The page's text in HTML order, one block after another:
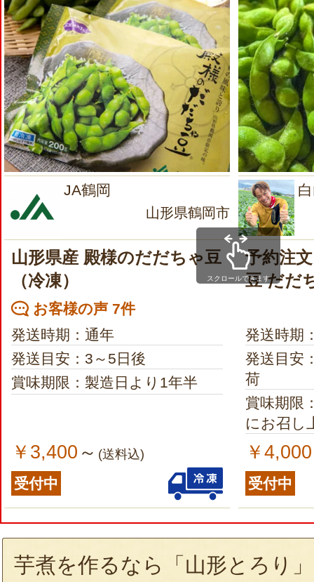
JA鶴岡
山形県鶴岡市
山形県産 殿様のだだちゃ豆
（冷凍）
お客様の声 7件
発送時期：通年
発送目安：3～5日後
賞味期限：製造日より1年半
￥3,400 ～ (送料込)
受付中
予約注
豆 だだ
発送時期
発送目安
荷
賞味期限
にお召し
￥4,000
受付中
スクロールできます
芋煮を作るなら「山形とろり